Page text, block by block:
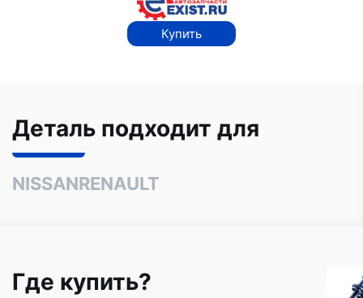
Купить
Деталь подходит для
NISSANRENAULT
Где купить?